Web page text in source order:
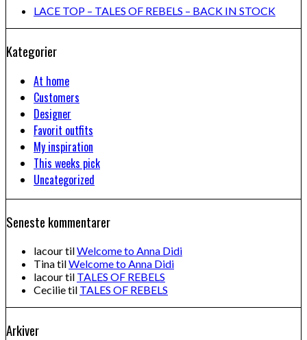
LACE TOP – TALES OF REBELS – BACK IN STOCK
Kategorier
At home
Customers
Designer
Favorit outfits
My inspiration
This weeks pick
Uncategorized
Seneste kommentarer
lacourtilWelcome to Anna Didi
TinatilWelcome to Anna Didi
lacourtil TALES OF REBELS
Cecilietil TALES OF REBELS
Arkiver